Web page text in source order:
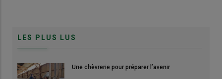
LES PLUS LUS
Une chèvrerie pour préparer l’avenir